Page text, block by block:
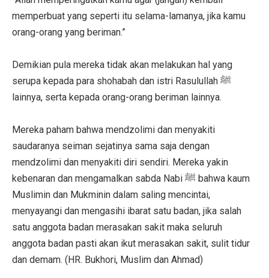
memperbuat yang seperti itu selama-lamanya, jika kamu
orang-orang yang beriman.”
Demikian pula mereka tidak akan melakukan hal yang
serupa kepada para shohabah dan istri Rasulullah ﷺ
lainnya, serta kepada orang-orang beriman lainnya.
Mereka paham bahwa mendzolimi dan menyakiti
saudaranya seiman sejatinya sama saja dengan
mendzolimi dan menyakiti diri sendiri. Mereka yakin
kebenaran dan mengamalkan sabda Nabi ﷺ bahwa kaum
Muslimin dan Mukminin dalam saling mencintai,
menyayangi dan mengasihi ibarat satu badan, jika salah
satu anggota badan merasakan sakit maka seluruh
anggota badan pasti akan ikut merasakan sakit, sulit tidur
dan demam. (HR. Bukhori, Muslim dan Ahmad)